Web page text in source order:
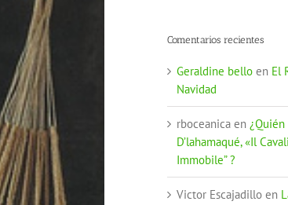
Comentarios recientes
Geraldine bello en El
Navidad
rboceanica en ¿Quién
D’lahamaqué, «Il
Immobile” ?
Victor Escajadillo en